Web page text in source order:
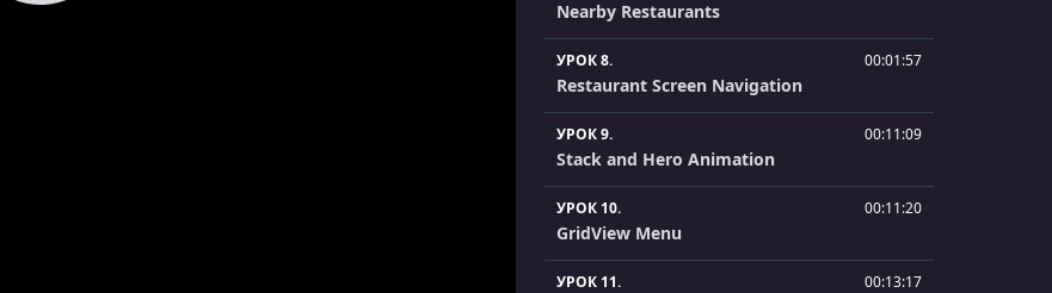
Nearby Restaurants
УРОК 8. 00:01:57
Restaurant Screen Navigation
УРОК 9. 00:11:09
Stack and Hero Animation
УРОК 10. 00:11:20
GridView Menu
УРОК 11. 00:13:17